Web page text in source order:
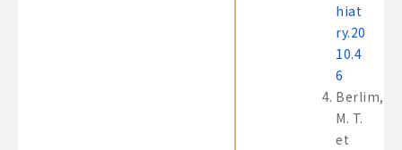
hiat
ry.20
10.4
6
Berlim,
M. T.
et